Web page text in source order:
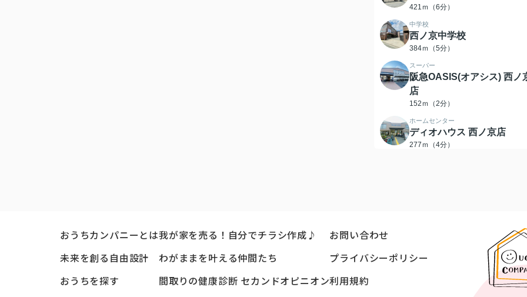
421ｍ（6分）
中学校
西ノ京中学校
384ｍ（5分）
スーパー
阪急OASIS(オアシス) 西ノ
店
152ｍ（2分）
ホームセンター
ディオハウス 西ノ京店
277ｍ（4分）
おうちカンパニーとは
未来を創る自由設計
おうちを探す
我が家を売る！自分でチラシ作成♪
わがままを叶える仲間たち
間取りの健康診断 セカンドオピニオン
お問い合わせ
プライバシーポリシー
利用規約